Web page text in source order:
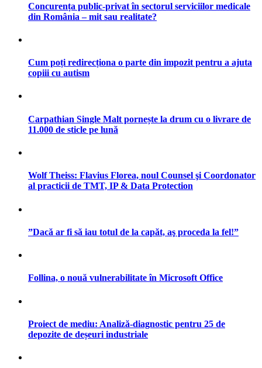
Concurența public-privat în sectorul serviciilor medicale
din România – mit sau realitate?
Cum poți redirecționa o parte din impozit pentru a ajuta
copiii cu autism
Carpathian Single Malt pornește la drum cu o livrare de
11.000 de sticle pe lună
Wolf Theiss: Flavius Florea, noul Counsel şi Coordonator
al practicii de TMT, IP & Data Protection
”Dacă ar fi să iau totul de la capăt, aş proceda la fel!”
Follina, o nouă vulnerabilitate în Microsoft Office
Proiect de mediu: Analiză-diagnostic pentru 25 de
depozite de deșeuri industriale